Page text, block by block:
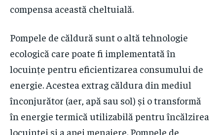
compensa această cheltuială.
Pompele de căldură sunt o altă tehnologie
ecologică care poate fi implementată în
locuințe pentru eficientizarea consumului de
energie. Acestea extrag căldura din mediul
înconjurător (aer, apă sau sol) și o transformă
în energie termică utilizabilă pentru încălzirea
locuinței și a apei menajere. Pompele de